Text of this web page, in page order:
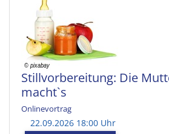
Stillvorbereitung: Die
macht`s
Onlinevortrag
22.09.2026 18:00 Uhr